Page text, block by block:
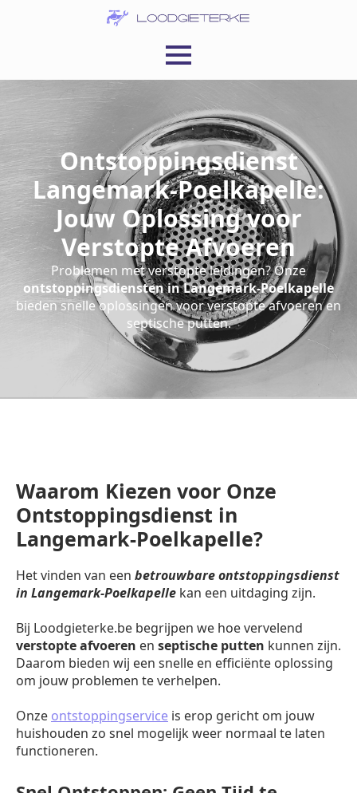
Ontstoppingsdienst
Langemark-Poelkapelle:
Jouw Oplossing voor
Verstopte Afvoeren
Problemen met verstopte leidingen? Onze
ontstoppingsdiensten in Langemark-Poelkapelle
bieden snelle oplossingen voor verstopte afvoeren en
septische putten.
Waarom Kiezen voor Onze
Ontstoppingsdienst in
Langemark-Poelkapelle?
Het vinden van een betrouwbare ontstoppingsdienst
in Langemark-Poelkapelle kan een uitdaging zijn.
Bij Loodgieterke.be begrijpen we hoe vervelend
verstopte afvoeren en septische putten kunnen zijn.
Daarom bieden wij een snelle en efficiënte oplossing
om jouw problemen te verhelpen.
Onze ontstoppingservice is erop gericht om jouw
huishouden zo snel mogelijk weer normaal te laten
functioneren.